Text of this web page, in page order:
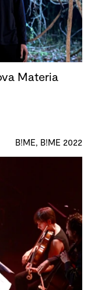
Materia
B!ME, B!ME 2022